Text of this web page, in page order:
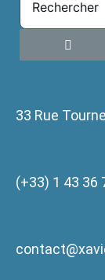
33 Rue
(+33) 1 43 36